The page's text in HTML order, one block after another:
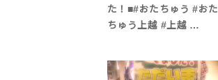
た！■#おたちゅう #おた
ちゅう上越 #上越 …